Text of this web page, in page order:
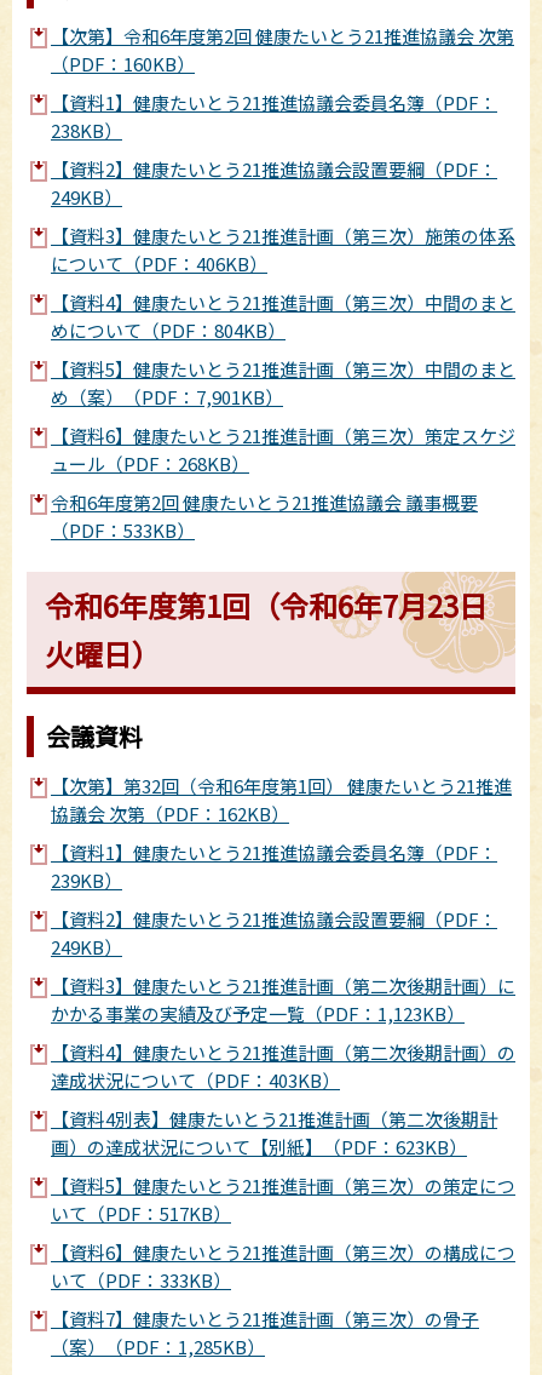
【次第】令和6年度第2回 健康たいとう21推進協議会 次第
（PDF：160KB）
【資料1】健康たいとう21推進協議会委員名簿（PDF：
238KB）
【資料2】健康たいとう21推進協議会設置要綱（PDF：
249KB）
【資料3】健康たいとう21推進計画（第三次）施策の体系
について（PDF：406KB）
【資料4】健康たいとう21推進計画（第三次）中間のまと
めについて（PDF：804KB）
【資料5】健康たいとう21推進計画（第三次）中間のまと
め（案）（PDF：7,901KB）
【資料6】健康たいとう21推進計画（第三次）策定スケジ
ュール（PDF：268KB）
令和6年度第2回 健康たいとう21推進協議会 議事概要
（PDF：533KB）
令和6年度第1回（令和6年7月23日
火曜日）
会議資料
【次第】第32回（令和6年度第1回） 健康たいとう21推進
協議会 次第（PDF：162KB）
【資料1】健康たいとう21推進協議会委員名簿（PDF：
239KB）
【資料2】健康たいとう21推進協議会設置要綱（PDF：
249KB）
【資料3】健康たいとう21推進計画（第二次後期計画）に
かかる事業の実績及び予定一覧（PDF：1,123KB）
【資料4】健康たいとう21推進計画（第二次後期計画）の
達成状況について（PDF：403KB）
【資料4別表】健康たいとう21推進計画（第二次後期計
画）の達成状況について【別紙】（PDF：623KB）
【資料5】健康たいとう21推進計画（第三次）の策定につ
いて（PDF：517KB）
【資料6】健康たいとう21推進計画（第三次）の構成につ
いて（PDF：333KB）
【資料7】健康たいとう21推進計画（第三次）の骨子
（案）（PDF：1,285KB）